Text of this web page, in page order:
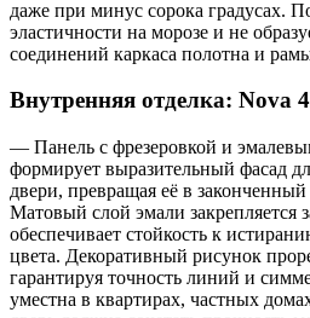
даже при минус сорока градусах.
эластичности на морозе и не
соединений каркаса полотна и
Внутренняя отделка: Nova
— Панель с фрезеровкой и
формирует выразительный фасад
двери, превращая её в
Матовый слой эмали закрепляется
обеспечивает стойкость к
цвета. Декоративный рисунок
гарантируя точность линий и
уместна в квартирах, частных